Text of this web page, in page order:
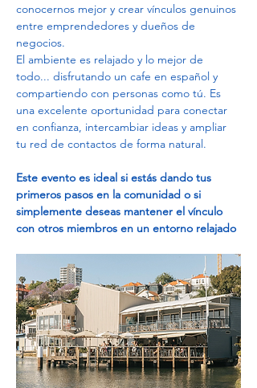
conocernos mejor y crear vínculos genuinos
entre emprendedores y dueños de
negocios.
El ambiente es relajado y lo mejor de
todo... disfrutando un cafe en español y
compartiendo con personas como tú. Es
una excelente oportunidad para conectar
en confianza, intercambiar ideas y ampliar
tu red de contactos de forma natural.
Este evento es ideal si estás dando tus
primeros pasos en la comunidad o si
simplemente deseas mantener el vínculo
con otros miembros en un entorno relajado